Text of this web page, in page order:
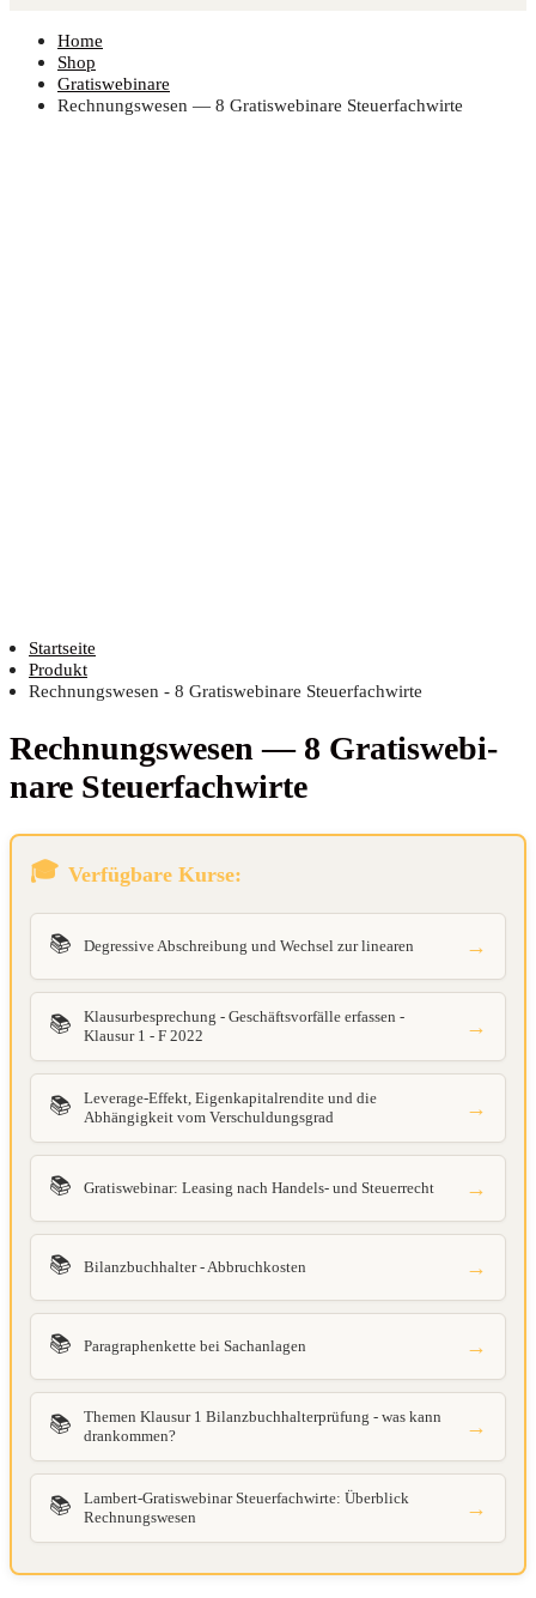
Home
Shop
Gratiswebinare
Rech­nungs­we­sen — 8 Gra­tis­web­i­na­re Steuerfachwirte
Startseite
Produkt
Rechnungswesen - 8 Gratiswebinare Steuerfachwirte
Rech­nungs­we­sen — 8 Gra­tis­web­i­
na­re Steuerfachwirte
Verfügbare Kurse:
📚 Degressive Abschreibung und Wechsel zur linearen →
📚
Klausurbesprechung - Geschäftsvorfälle erfassen -
Klausur 1 - F 2022
→
📚
Leverage-Effekt, Eigenkapitalrendite und die
Abhängigkeit vom Verschuldungsgrad
→
📚 Gratiswebinar: Leasing nach Handels- und Steuerrecht →
📚 Bilanzbuchhalter - Abbruchkosten →
📚 Paragraphenkette bei Sachanlagen →
📚
Themen Klausur 1 Bilanzbuchhalterprüfung - was kann
drankommen?
→
📚
Lambert-Gratiswebinar Steuerfachwirte: Überblick
Rechnungswesen
→